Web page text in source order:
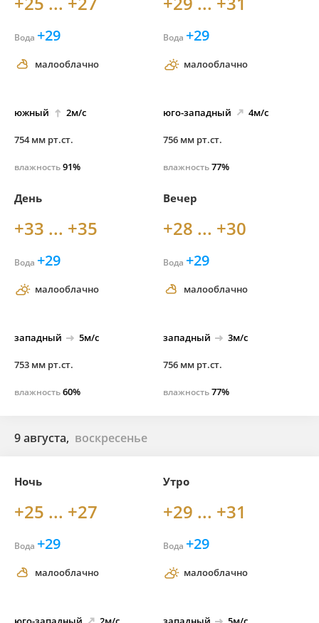
Вода +29
малооблачно
южный 2м/с
754 мм рт.ст.
влажность91%
Вода +29
малооблачно
юго-западный 4м/с
756 мм рт.ст.
влажность77%
День
+33 ... +35
Вода +29
малооблачно
западный 5м/с
753 мм рт.ст.
влажность60%
Вечер
+28 ... +30
Вода +29
малооблачно
западный 3м/с
756 мм рт.ст.
влажность77%
9 августа, воскресенье
Ночь
+25 ... +27
Вода +29
малооблачно
Утро
+29 ... +31
Вода +29
малооблачно